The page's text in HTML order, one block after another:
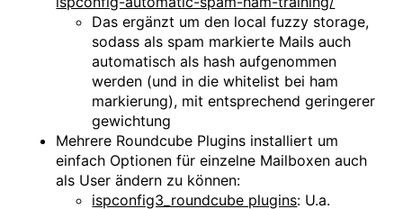
Das ergänzt um den local fuzzy storage,
sodass als spam markierte Mails auch
automatisch als hash aufgenommen
werden (und in die whitelist bei ham
markierung), mit entsprechend geringerer
gewichtung
Mehrere Roundcube Plugins installiert um
einfach Optionen für einzelne Mailboxen auch
als User ändern zu können:
ispconfig3_roundcube plugins: U.a.